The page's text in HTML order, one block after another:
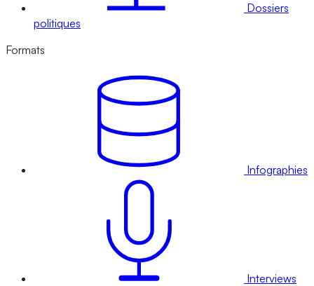
Dossiers
politiques
Formats
Infographies
Interviews